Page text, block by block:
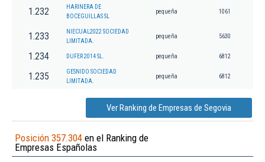
1.232
HARINERA DE
BOCEGUILLAS SL
pequeña 1061
1.233
NIECUAL2022 SOCIEDAD
LIMITADA.
pequeña 5630
1.234 DUFER 2014 SL. pequeña 6812
1.235
GESNIDO SOCIEDAD
LIMITADA.
pequeña 6812
Ver Ranking de Empresas de Segovia
Posición 357.304 en el Ranking de
Empresas Españolas